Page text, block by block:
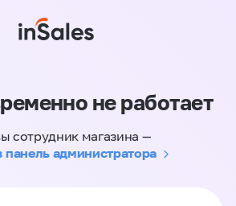
не работает
сотрудник магазина —
панель администратора